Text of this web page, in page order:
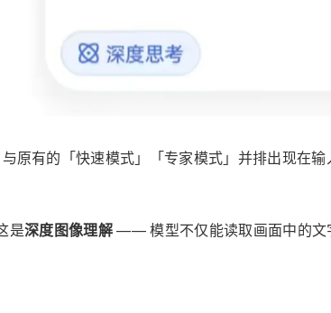
原有的「快速模式」「专家模式」并排出现在
是深度图像理解—— 模型不仅能读取画面中的文